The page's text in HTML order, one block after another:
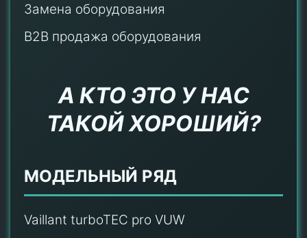
Замена оборудования
B2B продажа оборудования
А КТО ЭТО У НАС
ТАКОЙ ХОРОШИЙ?
МОДЕЛЬНЫЙ РЯД
Vaillant turboTEC pro VUW